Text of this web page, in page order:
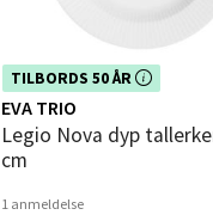
TILBORDS 50 ÅR
Dette produktet er inkludert i vår
kampanje. Benytt deg av rabatten
dag!
EVA TRIO
Legio Nova dyp tallerken 25
cm
1 anmeldelse
Åpent
0 i